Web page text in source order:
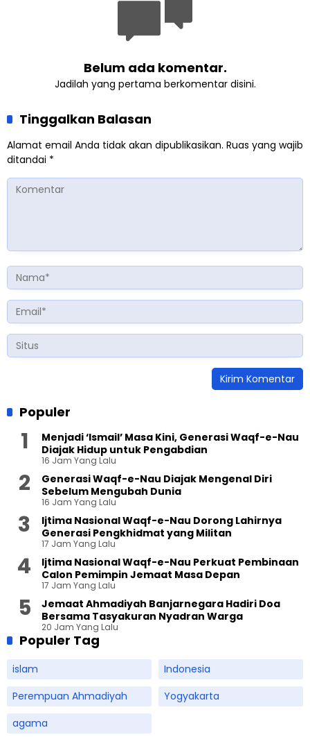
Belum ada komentar.
Jadilah yang pertama berkomentar disini.
Tinggalkan Balasan
Alamat email Anda tidak akan dipublikasikan. Ruas yang wajib
ditandai *
Populer
Menjadi ‘Ismail’ Masa Kini, Generasi Waqf-e-Nau
Diajak Hidup untuk Pengabdian
16 Jam Yang Lalu
Generasi Waqf-e-Nau Diajak Mengenal Diri
Sebelum Mengubah Dunia
16 Jam Yang Lalu
Ijtima Nasional Waqf-e-Nau Dorong Lahirnya
Generasi Pengkhidmat yang Militan
17 Jam Yang Lalu
Ijtima Nasional Waqf-e-Nau Perkuat Pembinaan
Calon Pemimpin Jemaat Masa Depan
17 Jam Yang Lalu
Jemaat Ahmadiyah Banjarnegara Hadiri Doa
Bersama Tasyakuran Nyadran Warga
20 Jam Yang Lalu
Populer Tag
islam
Indonesia
Perempuan Ahmadiyah
Yogyakarta
agama